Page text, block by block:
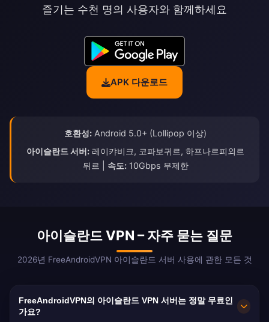
즐기는 수천 명의 사용자와 함께하세요
APK 다운로드
호환성: Android 5.0+ (Lollipop 이상)
아이슬란드 서버: 레이캬비크, 코파보귀르, 하프나르피외르
뒤르 | 속도:10Gbps 무제한
아이슬란드 VPN – 자주 묻는 질문
2026년 FreeAndroidVPN 아이슬란드 서버 사용에 관한 모든 것
FreeAndroidVPN의 아이슬란드 VPN 서버는 정말 무료인
가요?